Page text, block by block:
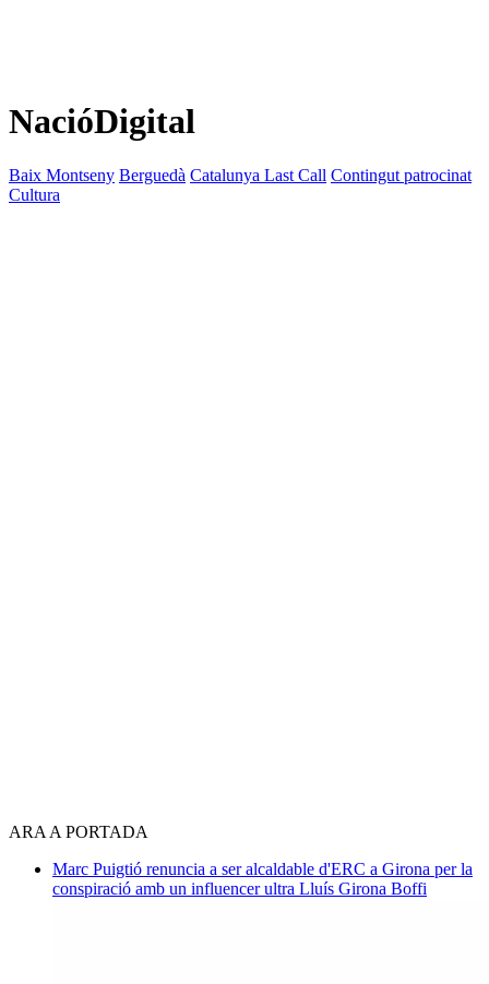
NacióDigital
Baix Montseny Berguedà Catalunya Last Call Contingut patrocinat
Cultura
ARA A PORTADA
Marc Puigtió renuncia a ser alcaldable d'ERC a Girona per la
conspiració amb un influencer ultra Lluís Girona Boffi